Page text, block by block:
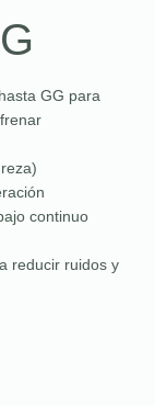
GG para
continuo
reducir ruidos y